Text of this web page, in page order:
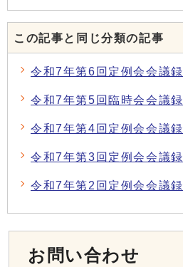
この記事と同じ分類の記事
令和7年第6回定例会会議録
令和7年第5回臨時会会議録
令和7年第4回定例会会議録
令和7年第3回定例会会議録
令和7年第2回定例会会議録
お問い合わせ